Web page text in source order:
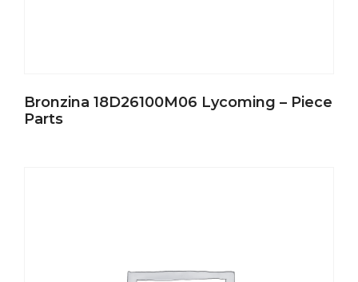
Bronzina 18D26100M06 Lycoming – Piece
Parts